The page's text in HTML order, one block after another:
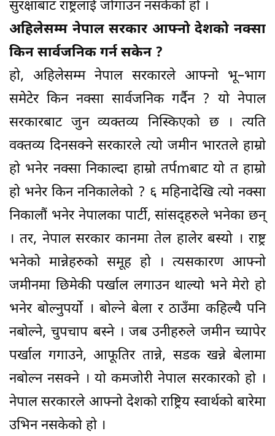
सुरक्षाबाट राष्ट्रलाई जोगाउन नसकेको हो ।
अहिलेसम्म नेपाल सरकार आफ्नो देशको नक्सा
किन सार्वजनिक गर्न सकेन ?
हो, अहिलेसम्म नेपाल सरकारले आफ्नो भू–भाग
समेटेर किन नक्सा सार्वजनिक गर्दैन ? यो नेपाल
सरकारबाट जुन व्यक्तव्य निस्किएको छ । त्यति
वक्तव्य दिनसक्ने सरकारले त्यो जमीन भारतले हाम्रो
हो भनेर नक्सा निकाल्दा हाम्रो तर्पmबाट यो त हाम्रो
हो भनेर किन ननिकालेको ? ६ महिनादेखि त्यो नक्सा
निकालौं भनेर नेपालका पार्टी, सांसद्हरुले भनेका छन्
। तर, नेपाल सरकार कानमा तेल हालेर बस्यो । राष्ट्र
भनेको मान्नेहरुको समूह हो । त्यसकारण आफ्नो
जमीनमा छिमेकी पर्खाल लगाउन थाल्यो भने मेरो हो
भनेर बोल्नुपर्यो । बोल्ने बेला र ठाउँमा कहिल्यै पनि
नबोल्ने, चुपचाप बस्ने । जब उनीहरुले जमीन च्यापेर
पर्खाल गगाउने, आफूतिर तान्ने, सडक खन्ने बेलामा
नबोल्न नसक्ने । यो कमजोरी नेपाल सरकारको हो ।
नेपाल सरकारले आफ्नो देशको राष्ट्रिय स्वार्थको बारेमा
उभिन नसकेको हो ।